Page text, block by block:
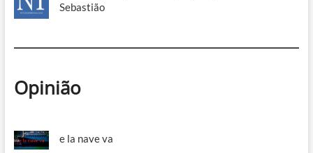
Sebastião
Opinião
e la nave va